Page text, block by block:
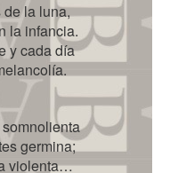
la luna,
la infancia.
y cada día
germina;
violenta…